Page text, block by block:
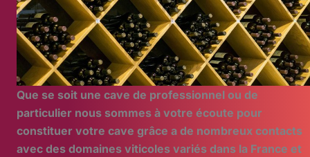
Que se soit une cave de professionnel ou de
particulier nous sommes à votre écoute pour
constituer votre cave grâce a de nombreux contacts
avec des domaines viticoles variés dans la France et